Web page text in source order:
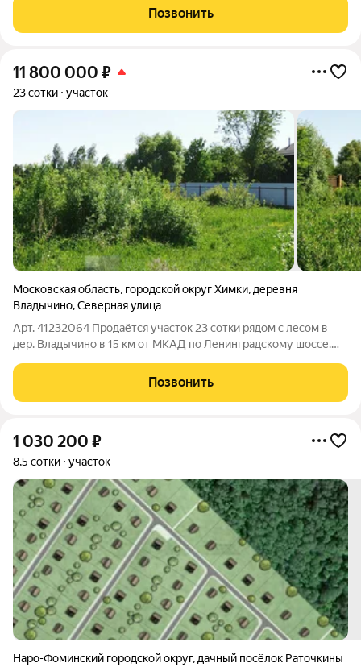
границе участка подключены следующие коммуникации:
электричество. В дачном поселке
Позвонить
11 800 000 ₽
23 сотки участок
Московская область, городской округ Химки, деревня
Владычино,Северная улица
Арт. 41232064 Продаётся участок 23 сотки рядом с лесом в
дер. Владычино в 15 км от МКАД по Ленинградскому шоссе.
формы. Огражден забором, соседи все построились и живут
круглогодично. Тихо и
Позвонить
1 030 200 ₽
8,5 сотки участок
Наро-Фоминский городской округ, дачный посёлок Раточкины